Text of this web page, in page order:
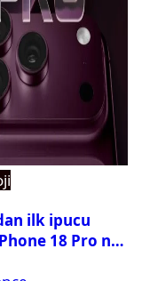
ilk ipucu
18 Pro ne